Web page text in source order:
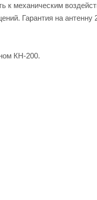
к механическим
Гарантия на антенну
КН-200.